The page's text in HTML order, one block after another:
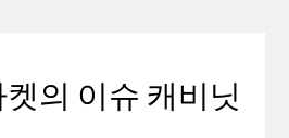
의 이슈 캐비닛